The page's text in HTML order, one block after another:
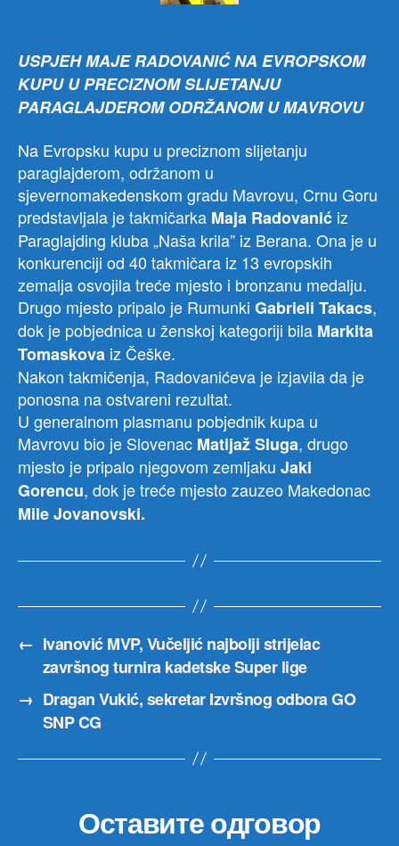
USPJEH MAJE RADOVANIĆ NA EVROPSKOM
KUPU U PRECIZNOM SLIJETANJU
PARAGLAJDEROM ODRŽANOM U MAVROVU
Na Evropsku kupu u preciznom slijetanju
paraglajderom, održanom u
sjevernomakedenskom gradu Mavrovu, Crnu Goru
predstavljala je takmičarka Maja Radovanić iz
Paraglajding kluba „Naša krila” iz Berana. Ona je u
konkurenciji od 40 takmičara iz 13 evropskih
zemalja osvojila treće mjesto i bronzanu medalju.
Drugo mjesto pripalo je Rumunki Gabrieli Takacs,
dok je pobjednica u ženskoj kategoriji bila Markita
Tomaskova iz Češke.
Nakon takmičenja, Radovanićeva je izjavila da je
ponosna na ostvareni rezultat.
U generalnom plasmanu pobjednik kupa u
Mavrovu bio je Slovenac Matijaž Sluga, drugo
mjesto je pripalo njegovom zemljaku Jaki
Gorencu, dok je treće mjesto zauzeo Makedonac
Mile Jovanovski.
← Ivanović MVP, Vučeljić najbolji strijelac
završnog turnira kadetske Super lige
→ Dragan Vukić, sekretar Izvršnog odbora GO
SNP CG
Оставите одговор